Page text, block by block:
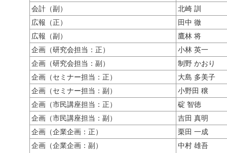
会計（副）
北崎 訓
広報（正）
田中 徹
広報（副）
鷹林 将
企画（研究会担当：正）
小林 英一
企画（研究会担当：副）
制野 かおり
企画（セミナー担当：正）
大島 多美子
企画（セミナー担当：副）
小野田 穣
企画（市民講座担当：正）
碇 智徳
企画（市民講座担当：副）
吉田 真明
企画（企業企画：正）
栗田 一成
企画（企業企画：副）
中村 雄吾